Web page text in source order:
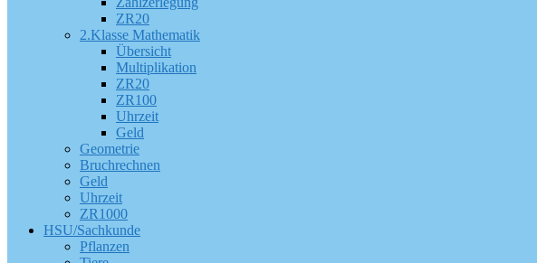
ZR20
2.Klasse Mathematik
Übersicht
Multiplikation
ZR20
ZR100
Uhrzeit
Geld
Geometrie
Bruchrechnen
Geld
Uhrzeit
ZR1000
HSU/Sachkunde
Pflanzen